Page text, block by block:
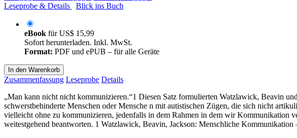
Leseprobe & Details
Blick ins Buch
eBook fürUS$ 15,99
Sofort herunterladen. Inkl. MwSt.
Format: PDF und ePUB – für alle Geräte
In den Warenkorb
Zusammenfassung Leseprobe Details
„Man kann nicht nicht kommunizieren.“1 Diesen Satz formulierten Watzlawick, Beavin
schwerstbehinderte Menschen oder Mensche n mit autistischen Zügen, die sich nicht
vielleicht ohne zu kommunizieren, jedenfalls in dem Rahmen in dem wir Kommunikation
weitestgehend beantworten. 1 Watzlawick, Beavin, Jackson: Menschliche